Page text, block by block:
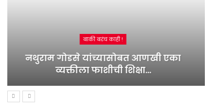
कॅमेरामागची दुनिया
प्राजक्तानं 2011 साली ‘सुवासिनी’ या मालिकेतून
छोट्या…